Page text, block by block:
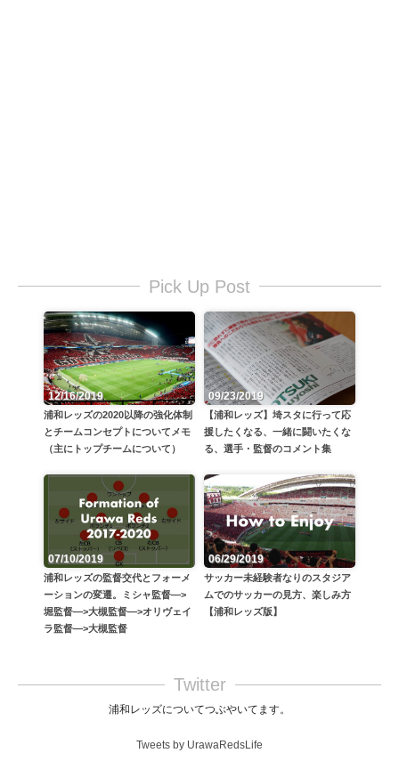
Pick Up Post
12/16/2019
浦和レッズの2020以降の強化体制
とチームコンセプトについてメモ
（主にトップチームについて）
09/23/2019
【浦和レッズ】埼スタに行って応
援したくなる、一緒に闘いたくな
る、選手・監督のコメント集
07/10/2019
浦和レッズの監督交代とフォーメ
ーションの変遷。ミシャ監督—>
堀監督—>大槻監督—>オリヴェイ
ラ監督—>大槻監督
06/29/2019
サッカー未経験者なりのスタジア
ムでのサッカーの見方、楽しみ方
【浦和レッズ版】
Twitter
浦和レッズについてつぶやいてます。
Tweets by UrawaRedsLife